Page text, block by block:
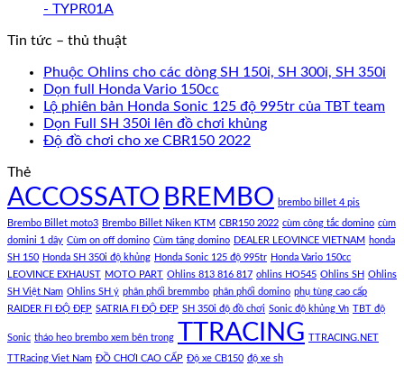
- TYPR01A
Tin tức – thủ thuật
Phuộc Ohlins cho các dòng SH 150i, SH 300i, SH 350i
Dọn full Honda Vario 150cc
Lộ phiên bản Honda Sonic 125 độ 995tr của TBT team
Dọn Full SH 350i lên đồ chơi khủng
Độ đồ chơi cho xe CBR150 2022
Thẻ
ACCOSSATO BREMBO brembo billet 4 pis
Brembo Billet moto3 Brembo Billet Niken KTM CBR150 2022 cùm công tắc domino cùm
domini 1 dây Cùm on off domino Cùm tăng domino DEALER LEOVINCE VIETNAM honda
SH 150 Honda SH 350i độ khủng Honda Sonic 125 độ 995tr Honda Vario 150cc
LEOVINCE EXHAUST MOTO PART Ohlins 813 816 817 ohlins HO545 Ohlins SH Ohlins
SH Việt Nam Ohlins SH ý phân phối bremmbo phân phối domino phụ tùng cao cấp
RAIDER FI ĐỘ ĐẸP SATRIA FI ĐỘ ĐẸP SH 350i độ đồ chơi Sonic độ khủng Vn TBT độ
Sonic tháo heo brembo xem bên trong TTRACING TTRACING.NET
TTRacing Viet Nam ĐỒ CHƠI CAO CẤP Độ xe CB150 độ xe sh